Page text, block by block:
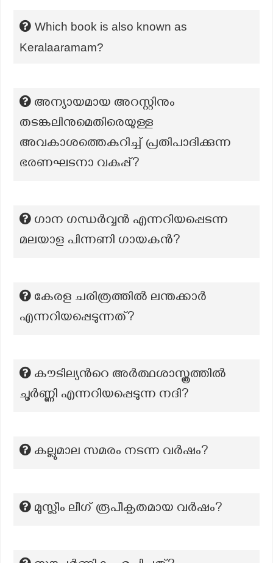
Which book is also known as
Keralaaramam?
അന്യായമായ അറസ്റ്റിനും
തടങ്കലിനുമെതിരെയുള്ള
അവകാശത്തെകുറിച്ച് പ്രതിപാദിക്കുന്ന
ഭരണഘടനാ വകുപ്പ്?
ഗാന ഗന്ധർവ്വൻ എന്നറിയപ്പെടന്ന
മലയാള പിന്നണി ഗായകൻ?
കേരള ചരിത്രത്തിൽ ലന്തക്കാർ
എന്നറിയപ്പെടുന്നത്?
കൗടില്യന്‍റെ അര്‍ത്ഥശാസ്ത്രത്തില്‍
ചൂര്‍ണ്ണി എന്നറിയപ്പെടുന്ന നദി?
കല്ലുമാല സമരം നടന്ന വർഷം?
മുസ്ലീം ലീഗ് രൂപീകൃതമായ വർഷം?